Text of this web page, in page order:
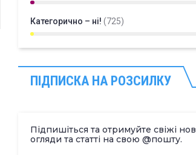
Категорично – ні! (725)
ПІДПИСКА НА РОЗСИЛКУ
Підпишіться та отримуйте свіжі
огляди та статті на свою @пошту.